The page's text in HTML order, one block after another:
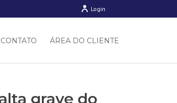
Login
CONTATO ÁREA DO CLIENTE
grave do